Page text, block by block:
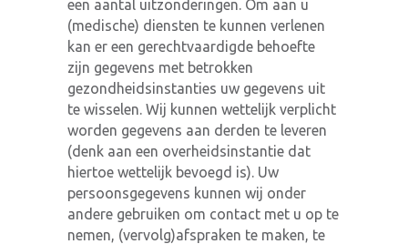
een aantal uitzonderingen. Om aan u
(medische) diensten te kunnen verlenen
kan er een gerechtvaardigde behoefte
zijn gegevens met betrokken
gezondheidsinstanties uw gegevens uit
te wisselen. Wij kunnen wettelijk verplicht
worden gegevens aan derden te leveren
(denk aan een overheidsinstantie dat
hiertoe wettelijk bevoegd is). Uw
persoonsgegevens kunnen wij onder
andere gebruiken om contact met u op te
nemen, (vervolg)afspraken te maken, te